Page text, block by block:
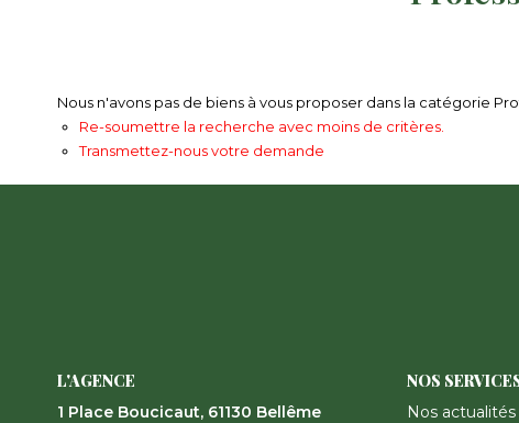
Nous n'avons pas de biens à vous proposer dans la catégorie
Re-soumettre la recherche avec moins de critères.
Transmettez-nous votre demande
L'AGENCE
1 Place Boucicaut, 61130 Bellême
NOS
Nos actualités